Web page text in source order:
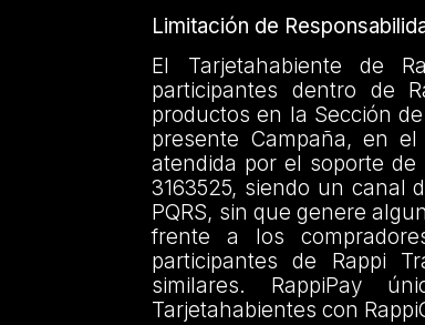
Limitación de
El Tarjetahabiente de
participantes dentro de
productos en la Sección
presente Campaña, en
atendida por el soporte de
3163525, siendo un canal
PQRS, sin que genere
frente a los
participantes de Rappi
similares. RappiPay
Tarjetahabientes con